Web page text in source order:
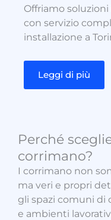
Offriamo
con servizio
installazione a
Leggi di più
Perché
corrimano?
I corrimano non
ma veri e propri
gli spazi comuni di
e ambienti